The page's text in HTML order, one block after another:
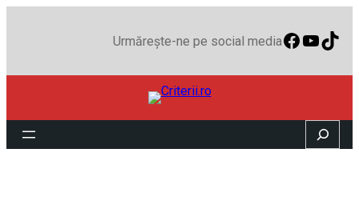
Urmărește-ne pe social media
Search